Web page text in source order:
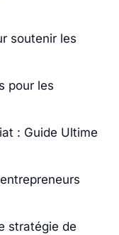
soutenir les
pour les
: Guide Ultime
stratégie de